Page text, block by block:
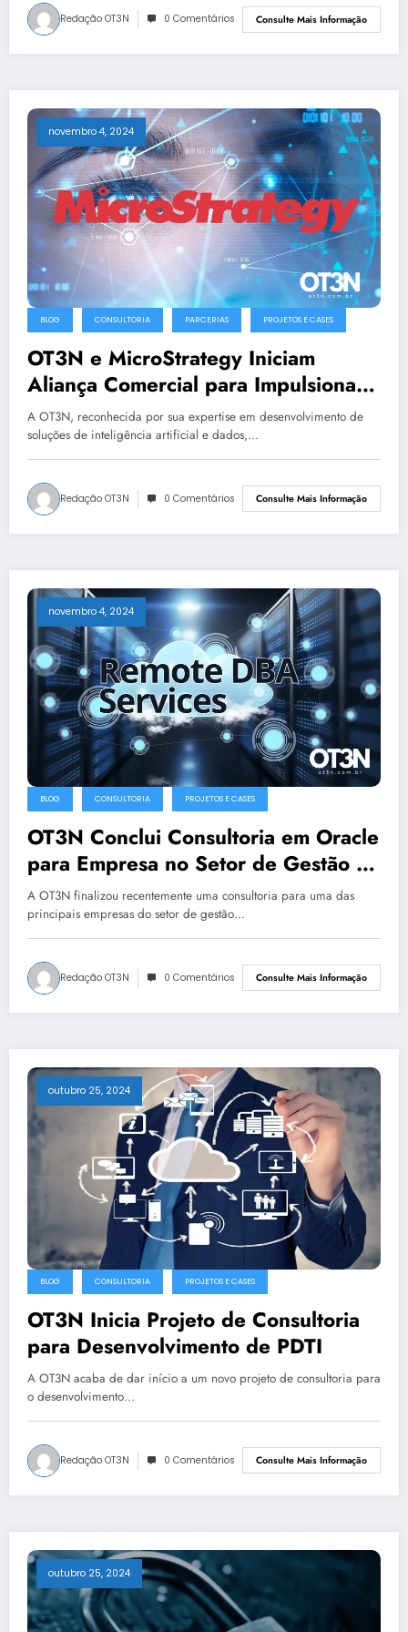
Redação OT3N 0 Comentários Consulte Mais Informação
novembro 4, 2024
BLOG CONSULTORIA PARCERIAS PROJETOS E CASES
OT3N e MicroStrategy Iniciam
Aliança Comercial para Impulsionar
Soluções de Business Intelligence no
Brasil
A OT3N, reconhecida por sua expertise em desenvolvimento de
soluções de inteligência artificial e dados,…
Redação OT3N 0 Comentários Consulte Mais Informação
novembro 4, 2024
BLOG CONSULTORIA PROJETOS E CASES
OT3N Conclui Consultoria em Oracle
para Empresa no Setor de Gestão de
Bancos de Dados
A OT3N finalizou recentemente uma consultoria para uma das
principais empresas do setor de gestão…
Redação OT3N 0 Comentários Consulte Mais Informação
outubro 25, 2024
BLOG CONSULTORIA PROJETOS E CASES
OT3N Inicia Projeto de Consultoria
para Desenvolvimento de PDTI
A OT3N acaba de dar início a um novo projeto de consultoria para
o desenvolvimento…
Redação OT3N 0 Comentários Consulte Mais Informação
outubro 25, 2024